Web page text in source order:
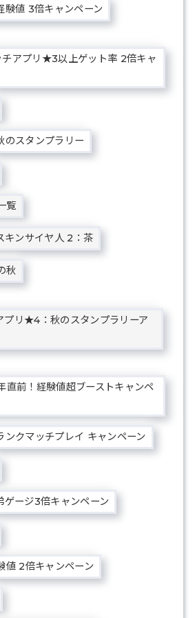
値 3倍キャンペーン
アプリ★3以上ゲット率 2倍キャ
スタンプラリー
覧
キンサイヤ人 2：茶
秋
プリ★4：秋のスタンプラリーア
直前！経験値超ブーストキャンペ
クマッチプレイ キャンペーン
ージ3倍キャンペーン
値 2倍キャンペーン